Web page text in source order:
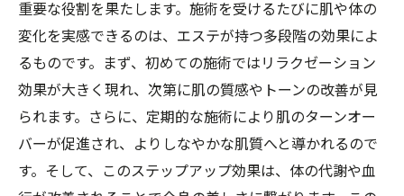
重要な役割を果たします。施術を受けるたびに肌や体の
変化を実感できるのは、エステが持つ多段階の効果によ
るものです。まず、初めての施術ではリラクゼーション
効果が大きく現れ、次第に肌の質感やトーンの改善が見
られます。さらに、定期的な施術により肌のターンオー
バーが促進され、よりしなやかな肌質へと導かれるので
す。そして、このステップアップ効果は、体の代謝や血